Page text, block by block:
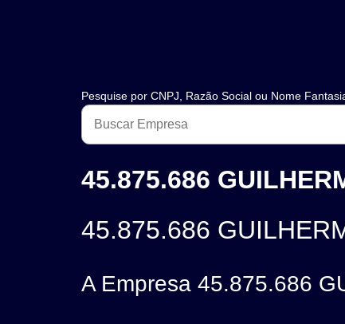
Pesquise por CNPJ, Razão Social ou Nome
45.875.686
45.875.686
A Empresa 45.875.686